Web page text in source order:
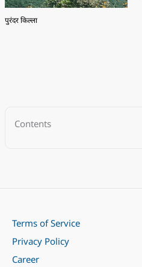
Contents
पुरंदर किल्ला
Terms of Service
Privacy Policy
Career